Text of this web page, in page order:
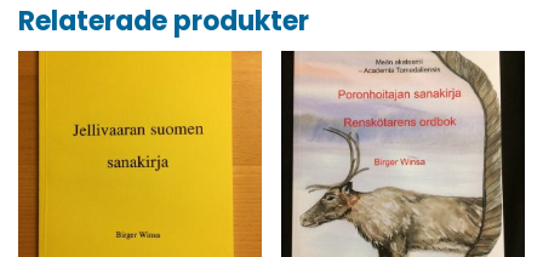
Relaterade produkter